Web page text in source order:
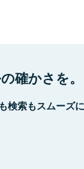
確かさを。
検索もスムーズ